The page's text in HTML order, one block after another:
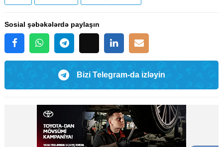
Sosial şəbəkələrdə paylaşın
Bizi Telegram-da izləyin